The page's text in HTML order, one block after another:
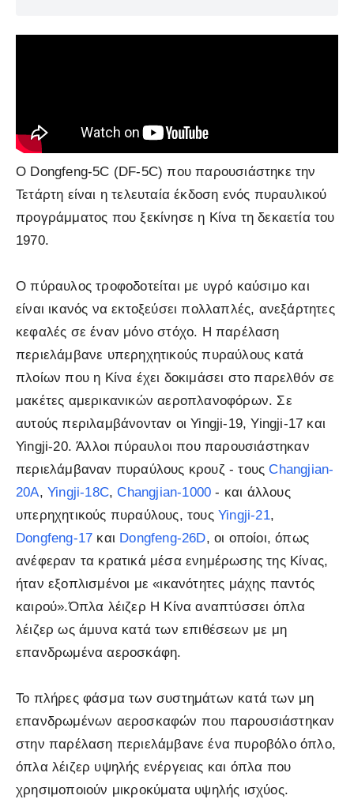
Ο Dongfeng-5C (DF-5C) που παρουσιάστηκε την
Τετάρτη είναι η τελευταία έκδοση ενός πυραυλικού
προγράμματος που ξεκίνησε η Κίνα τη δεκαετία του
1970.
Ο πύραυλος τροφοδοτείται με υγρό καύσιμο και
είναι ικανός να εκτοξεύσει πολλαπλές, ανεξάρτητες
κεφαλές σε έναν μόνο στόχο. Η παρέλαση
περιελάμβανε υπερηχητικούς πυραύλους κατά
πλοίων που η Κίνα έχει δοκιμάσει στο παρελθόν σε
μακέτες αμερικανικών αεροπλανοφόρων. Σε
αυτούς περιλαμβάνονταν οι Yingji-19, Yingji-17 και
Yingji-20. Άλλοι πύραυλοι που παρουσιάστηκαν
περιελάμβαναν πυραύλους κρουζ - τους Changjian-
20A,Yingji-18C, Changjian-1000 - και άλλους
υπερηχητικούς πυραύλους, τους Yingji-21,
Dongfeng-17 και Dongfeng-26D, οι οποίοι, όπως
ανέφεραν τα κρατικά μέσα ενημέρωσης της Κίνας,
ήταν εξοπλισμένοι με «ικανότητες μάχης παντός
καιρού».Όπλα λέιζερ Η Κίνα αναπτύσσει όπλα
λέιζερ ως άμυνα κατά των επιθέσεων με μη
επανδρωμένα αεροσκάφη.
Το πλήρες φάσμα των συστημάτων κατά των μη
επανδρωμένων αεροσκαφών που παρουσιάστηκαν
στην παρέλαση περιελάμβανε ένα πυροβόλο όπλο,
όπλα λέιζερ υψηλής ενέργειας και όπλα που
χρησιμοποιoύν μικροκύματα υψηλής ισχύος.